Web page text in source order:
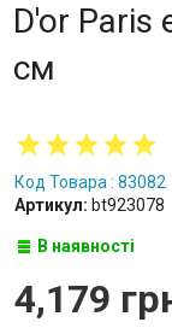
D'or Paris
см
Код Товара : 83082
Артикул: bt923078
В наявності
4,179